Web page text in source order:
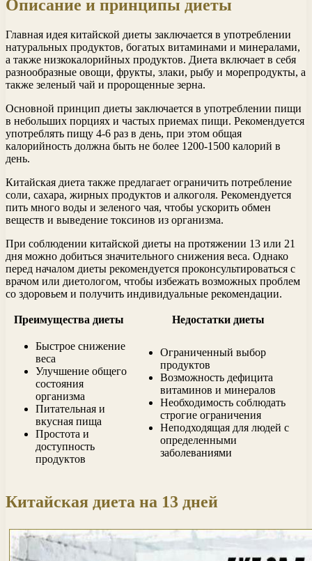
Описание и принципы диеты
Главная идея китайской диеты заключается в употреблении
натуральных продуктов, богатых витаминами и минералами,
а также низкокалорийных продуктов. Диета включает в себя
разнообразные овощи, фрукты, злаки, рыбу и морепродукты, а
также зеленый чай и пророщенные зерна.
Основной принцип диеты заключается в употреблении пищи
в небольших порциях и частых приемах пищи. Рекомендуется
употреблять пищу 4-6 раз в день, при этом общая
калорийность должна быть не более 1200-1500 калорий в
день.
Китайская диета также предлагает ограничить потребление
соли, сахара, жирных продуктов и алкоголя. Рекомендуется
пить много воды и зеленого чая, чтобы ускорить обмен
веществ и выведение токсинов из организма.
При соблюдении китайской диеты на протяжении 13 или 21
дня можно добиться значительного снижения веса. Однако
перед началом диеты рекомендуется проконсультироваться с
врачом или диетологом, чтобы избежать возможных проблем
со здоровьем и получить индивидуальные рекомендации.
Преимущества диеты Недостатки диеты
Быстрое снижение
веса
Улучшение общего
состояния
организма
Питательная и
вкусная пища
Простота и
доступность
продуктов
Ограниченный выбор
продуктов
Возможность дефицита
витаминов и минералов
Необходимость соблюдать
строгие ограничения
Неподходящая для людей с
определенными
заболеваниями
Китайская диета на 13 дней